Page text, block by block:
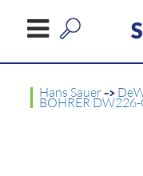
Hans Sauer->
BOHRER